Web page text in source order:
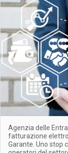
Agenzia delle
fatturazione
Garante. Uno stop